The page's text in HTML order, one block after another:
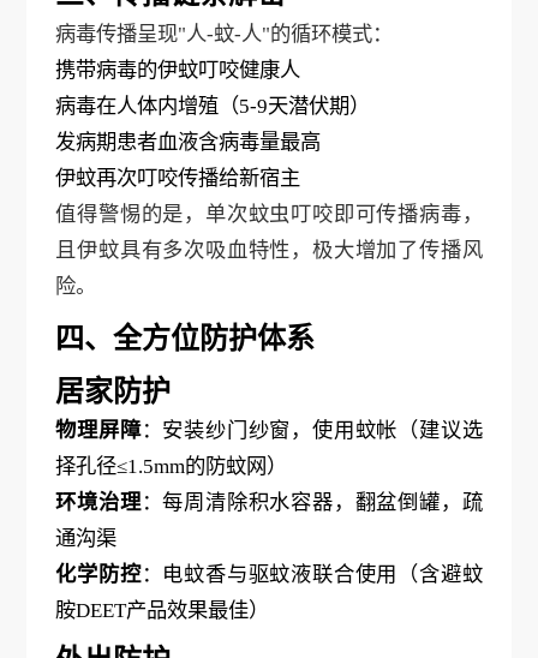
病毒传播呈现"人-蚊-人"的循环模式：
携带病毒的伊蚊叮咬健康人
病毒在人体内增殖（5-9天潜伏期）
发病期患者血液含病毒量最高
伊蚊再次叮咬传播给新宿主
值得警惕的是，单次蚊虫叮咬即可传播病毒，
且伊蚊具有多次吸血特性，极大增加了传播风
险。
四、全方位防护体系
居家防护
物理屏障：安装纱门纱窗，使用蚊帐（建议选
择孔径≤1.5mm的防蚊网）
环境治理：每周清除积水容器，翻盆倒罐，疏
通沟渠
化学防控：电蚊香与驱蚊液联合使用（含避蚊
胺DEET产品效果最佳）